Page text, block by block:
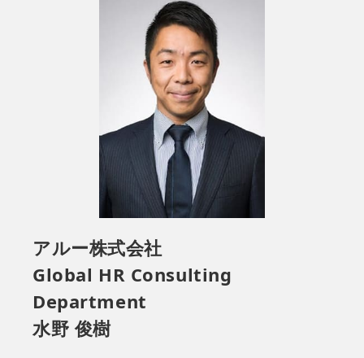
アルー株式会社
Global HR Consulting
Department
水野 俊樹